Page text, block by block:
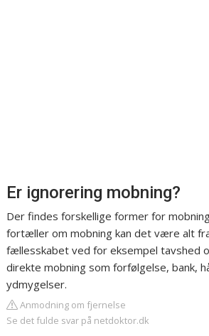
Er ignorering mobning?
Der findes forskellige former for
fortæller om mobning kan det være alt
fællesskabet ved for eksempel tavshed
direkte mobning som forfølgelse, bank,
ydmygelser.
Anmodning om fjernelse
Se det fulde svar på netdoktor.dk